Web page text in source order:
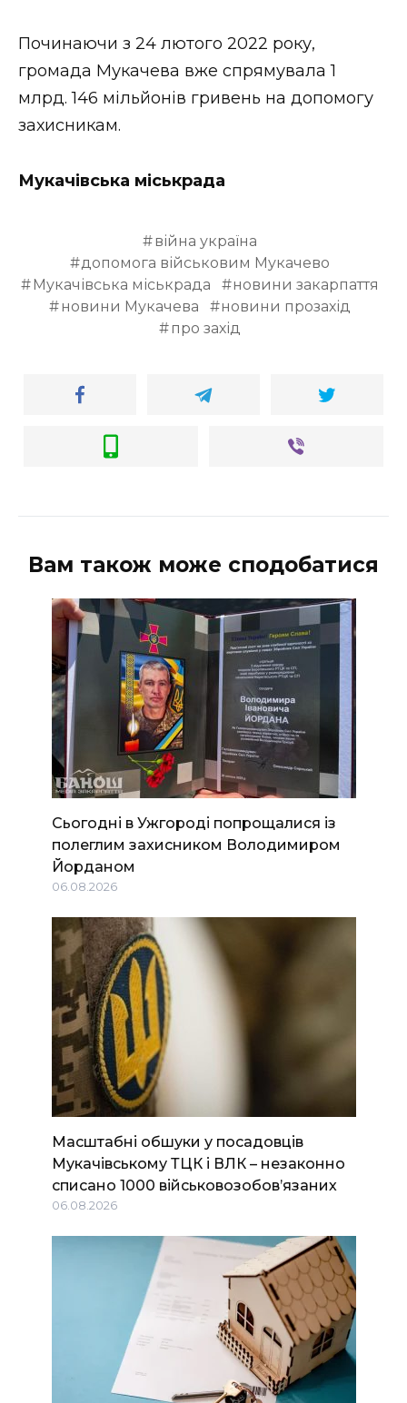
НОВИНИ ЗАХІДНОЇ УКРАЇНИ
ФОТО
ВІДЕО
Починаючи з 24 лютого 2022 року,
громада Мукачева вже спрямувала 1
млрд. 146 мільйонів гривень на допомогу
захисникам.
Мукачівська міськрада
війна україна
допомога військовим Мукачево
Мукачівська міськрада
новини закарпаття
новини Мукачева
новини прозахід
про захід
Вам також може сподобатися
Сьогодні в Ужгороді попрощалися із
полеглим захисником Володимиром
Йорданом
06.08.2026
Масштабні обшуки у посадовців
Мукачівському ТЦК і ВЛК – незаконно
списано 1000 військовозобов’язаних
06.08.2026